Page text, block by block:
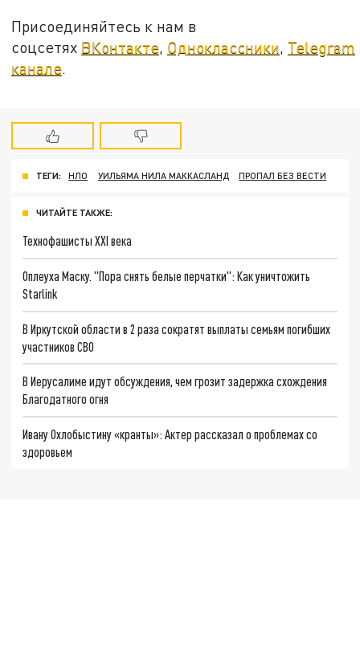
Присоединяйтесь к нам в
соцсетях ВКонтакте, Одноклассники, Telegram
канале.
ТЕГИ: НЛО УИЛЬЯМА НИЛА МАККАСЛАНД ПРОПАЛ БЕЗ ВЕСТИ
ЧИТАЙТЕ ТАКЖЕ:
Технофашисты XXI века
Оплеуха Маску. "Пора снять белые перчатки": Как уничтожить
Starlink
В Иркутской области в 2 раза сократят выплаты семьям погибших
участников СВО
В Иерусалиме идут обсуждения, чем грозит задержка схождения
Благодатного огня
Ивану Охлобыстину «кранты»: Актер рассказал о проблемах со
здоровьем